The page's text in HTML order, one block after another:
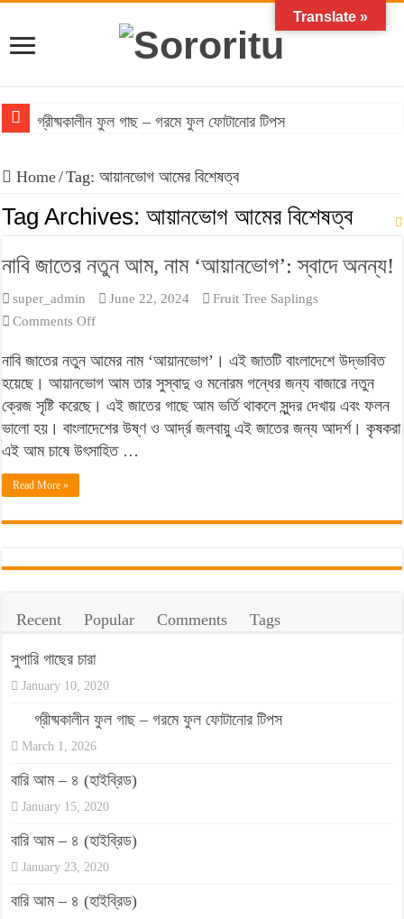
গ্রীষ্মকালীন ফুল গাছ – গরমে ফুল ফোটানোর টিপস
বনজ গাছ রোপণের সময় ও নিয়ম
Home/Tag:আয়ানভোগ আমের বিশেষত্ব
Tag Archives:আয়ানভোগ আমের বিশেষত্ব
নাবি জাতের নতুন আম, নাম ‘আয়ানভোগ’: স্বাদে অনন্য!
super_admin June 22, 2024
Fruit Tree Saplings
Comments Offon
জাতের
নতুন
আম,
নাম
‘আয়ানভোগ’:
নাবি জাতের নতুন আমের নাম ‘আয়ানভোগ’। এই জাতটি বাংলাদেশে উদ্ভাবিত
হয়েছে। আয়ানভোগ আম তার সুস্বাদু ও মনোরম গন্ধের জন্য বাজারে নতুন
ক্রেজ সৃষ্টি করেছে। এই জাতের গাছে আম ভর্তি থাকলে সুন্দর দেখায় এবং ফলন
ভালো হয়। বাংলাদেশের উষ্ণ ও আর্দ্র জলবায়ু এই জাতের জন্য আদর্শ। কৃষকরা
এই আম চাষে উৎসাহিত …
Read More »
Recent Popular Comments Tags
সুপারি গাছের চারা
January 10, 2020
গ্রীষ্মকালীন ফুল গাছ – গরমে ফুল ফোটানোর টিপস
March 1, 2026
বারি আম – ৪ (হাইব্রিড)
January 15, 2020
বারি আম – ৪ (হাইব্রিড)
January 23, 2020
বারি আম – ৪ (হাইব্রিড)
Translate »